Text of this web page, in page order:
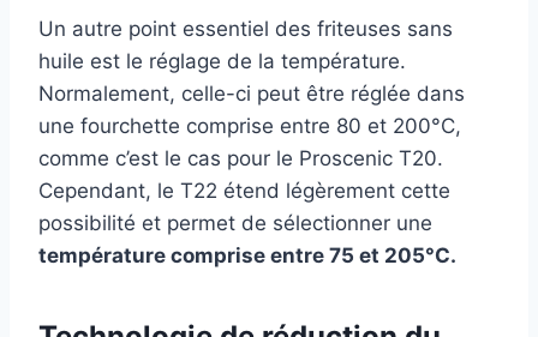
Un autre point essentiel des friteuses sans
huile est le réglage de la température.
Normalement, celle-ci peut être réglée dans
une fourchette comprise entre 80 et 200°C,
comme c’est le cas pour le Proscenic T20.
Cependant, le T22 étend légèrement cette
possibilité et permet de sélectionner une
température comprise entre 75 et 205°C.